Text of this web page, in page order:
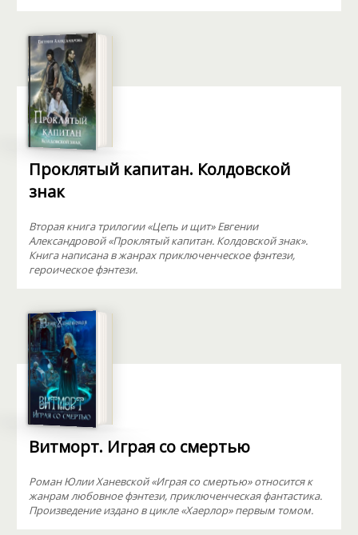
Проклятый капитан. Колдовской
знак
Вторая книга трилогии «Цепь и щит» Евгении
Александровой «Проклятый капитан. Колдовской знак».
Книга написана в жанрах приключенческое фэнтези,
героическое фэнтези.
Витморт. Играя со смертью
Роман Юлии Ханевской «Играя со смертью» относится к
жанрам любовное фэнтези, приключенческая фантастика.
Произведение издано в цикле «Хаерлор» первым томом.